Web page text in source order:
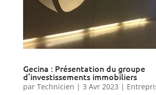
Gecina : Présentation du groupe
d’investissements immobiliers
par Technicien | 3 Avr 2023 |